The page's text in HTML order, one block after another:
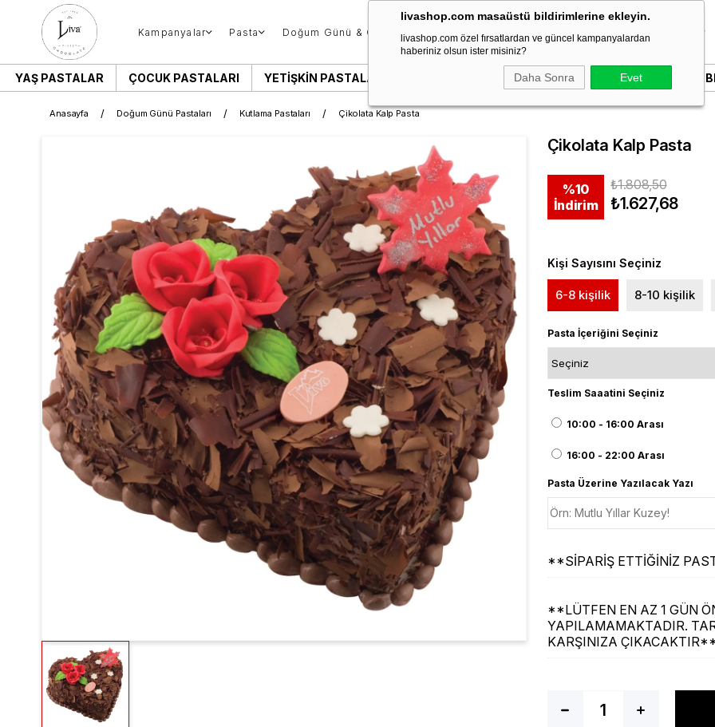
livashop.com masaüstü bildirimlerine ekleyin.
livashop.com özel fırsatlardan ve güncel kampanyalardan
haberiniz olsun ister misiniz?
Daha Sonra Evet
Kampanyalar Pasta Doğum Günü & Özel Gün Donut & Berliner Çikolata Tatlı & Kurabiye
YAŞ PASTALAR ÇOCUK PASTALARI YETIŞKIN PASTALARI SÖZ & NIŞAN PASTALARI
Anasayfa Doğum Günü Pastaları Kutlama Pastaları Çikolata Kalp Pasta
Çikolata Kalp Pasta
%10
İndirim
₺1.808,50
₺1.627,68
Kişi Sayısını Seçiniz
6-8 kişilik 8-10 kişilik
Pasta İçeriğini Seçiniz
Teslim Saaatini Seçiniz
10:00 - 16:00 Arası
16:00 - 22:00 Arası
Pasta Üzerine Yazılacak Yazı
**SİPARİŞ ETTİĞİNİZ
**LÜTFEN EN AZ 1 GÜN
YAPILAMAMAKTADIR.
KARŞINIZA ÇIKACAKTIR**